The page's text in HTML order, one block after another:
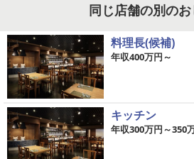
同じ店舗の別のお
料理長(候補)
年収400万円～
キッチン
年収300万円～350